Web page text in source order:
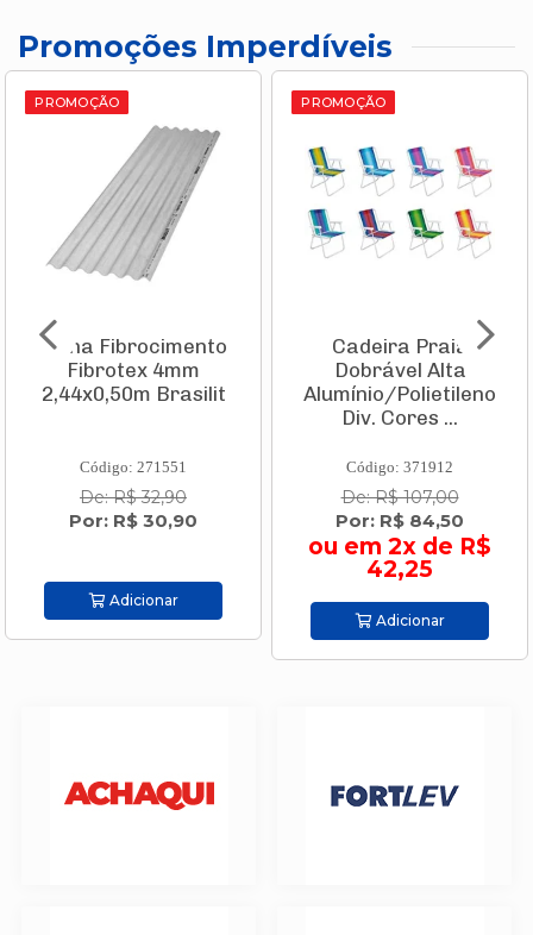
Promoções Imperdíveis
PROMOÇÃO
Telha Fibrocimento
Fibrotex 4mm
2,44x0,50m Brasilit
Código: 271551
De: R$ 32,90
Por: R$ 30,90
Adicionar
PROMOÇÃO
Cadeira Praia
Dobrável Alta
Alumínio/Polietileno
Div. Cores ...
Código: 371912
De: R$ 107,00
Por: R$ 84,50
ou em 2x de R$
42,25
Adicionar